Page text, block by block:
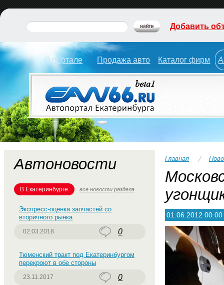
О портале Продажа авто Каталог фирм
Добавить
Главная
01.06.2012 00:00
Автоновости
В Екатеринбурге все новости раздела
Экспресс-оценка запчастей со
вторичного рынка
02.03.2018 0
Тюменский тракт под Екатеринбургом
перекроют в обе стороны
23.11.2017 0